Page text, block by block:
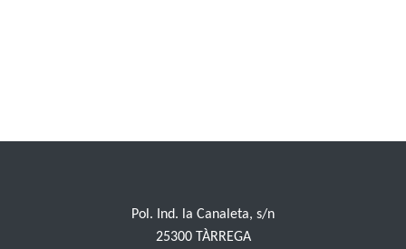
Pol. Ind. la Canaleta, s/n
25300 TÀRREGA